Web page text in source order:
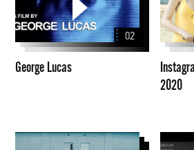
02
George Lucas
PYD
2020
2020
Nagrody
Original